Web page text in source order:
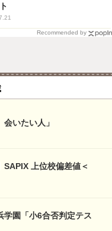
Recommended by
いたい人」
上位校偏差値＜
学園「小6合否判定テス